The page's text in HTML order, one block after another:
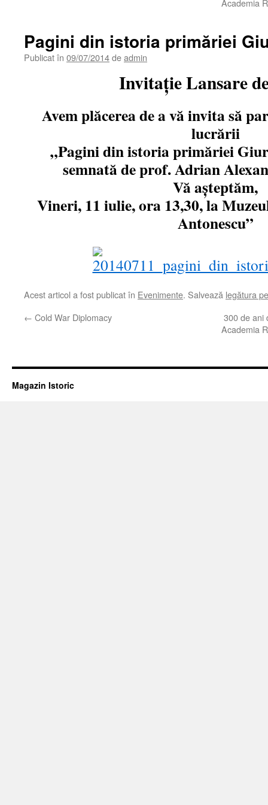
Academia
Pagini din istoria primăriei
Publicat în 09/07/2014deadmin
Invitație Lansare
Avem plăcerea de a vă invita să
lucrării
„Pagini din istoria primăriei
semnată de prof. Adrian
Vă așteptăm,
Vineri, 11 iulie, ora 13,30, la
Antonescu”
Acest articol a fost publicat în Evenimente. Salvează legătura
← Cold War Diplomacy
300 de ani
Academia
Magazin Istoric